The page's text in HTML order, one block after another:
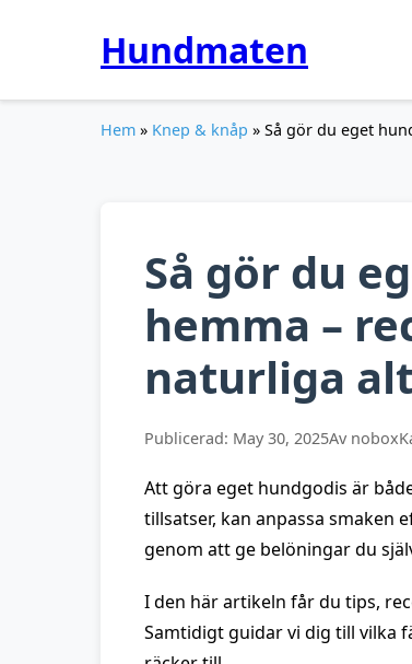
Hundmaten
Hem » Knep & knåp » Så gör du eget
Så gör du
hemma –
naturliga
Publicerad: May 30, 2025Av nobox
Att göra eget hundgodis är
tillsatser, kan anpassa smaken
genom att ge belöningar du
I den här artikeln får du tips,
Samtidigt guidar vi dig till vilka